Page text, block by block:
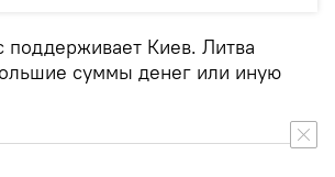
поддерживает Киев. Литва
суммы денег или иную